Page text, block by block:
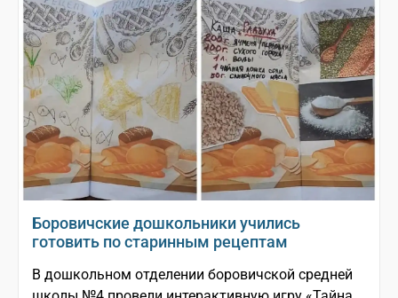
Боровичские дошкольники учились
готовить по старинным рецептам
В дошкольном отделении боровичской средней